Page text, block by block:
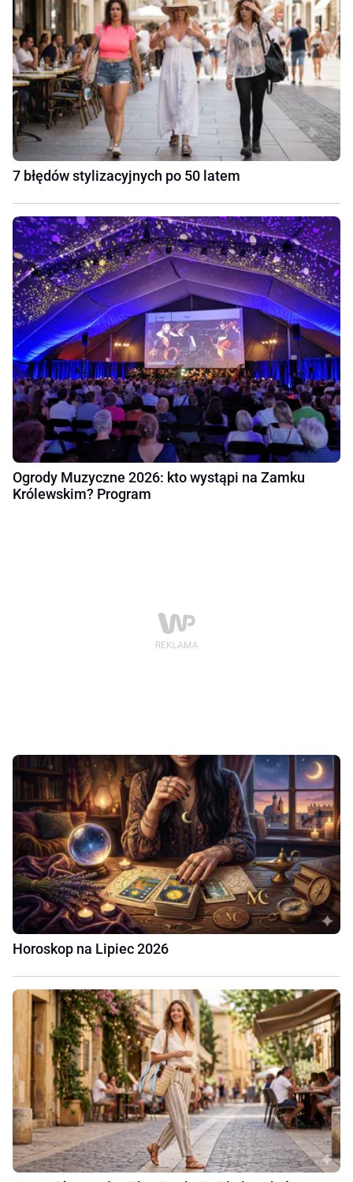
7 błędów stylizacyjnych po 50 latem
Ogrody Muzyczne 2026: kto wystąpi na Zamku
Królewskim? Program
Horoskop na Lipiec 2026